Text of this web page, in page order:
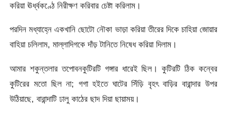
করিয়া ঊর্ধ্বকণ্ঠে নিরীক্ষণ করিবার চেষ্টা করিলাম।
পরদিন মধ্যাহ্নে একখানি ছােটো নৌকা ভাড়া করিয়া তীরের দিকে চাহিয়া জোয়ার
বাহিয়া চলিলাম, মাল্লাদিগকে দাঁড় টানিতে নিষেধ করিয়া দিলাম।
আমার শকুন্তলার তপােবনকুটিরটি গঙ্গার ধারেই ছিল। কুটিরটি ঠিক কন্বের
কুটিরের মতাে ছিল না; গগা হইতে ঘাটের সিঁড়ি বৃহৎ বাড়ির বারান্দার উপর
উঠিয়াছে, বারান্দাটি ঢালু কাঠের ছাদ দিয়া ছায়াময়।